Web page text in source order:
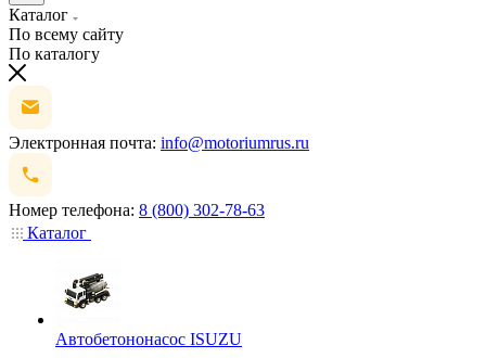
Каталог
По всему сайту
По каталогу
Электронная почта: info@motoriumrus.ru
Номер телефона: 8 (800) 302-78-63
Каталог
Автобетононасос ISUZU